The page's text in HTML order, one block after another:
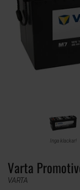
Inga klackar!
Varta
VARTA